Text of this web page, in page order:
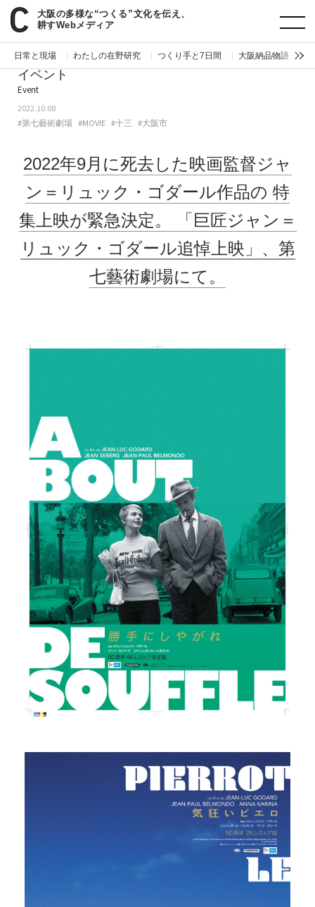
大阪の多様な“つくる”文化を伝え、
耕すWebメディア
日常と現場 わたしの在野研究 つくり手と7日間 大阪納品物語
paperC 今週のイベント
イベント
Event
2022.10.08
#第七藝術劇場 #MOVIE #十三 #大阪市
2022年9月に死去した映画監督ジャ
ン＝リュック・ゴダール作品の 特
集上映が緊急決定。
「巨匠ジャン＝
リュック・ゴダール追悼上映」、第
七藝術劇場にて。